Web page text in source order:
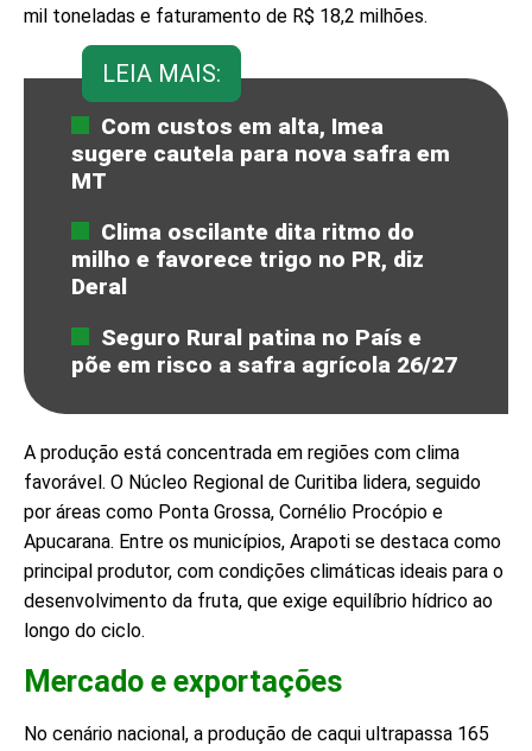
mil toneladas e faturamento de R$ 18,2 milhões.
LEIA MAIS:
Com custos em alta, Imea
sugere cautela para nova safra em
MT
Clima oscilante dita ritmo do
milho e favorece trigo no PR, diz
Deral
Seguro Rural patina no País e
põe em risco a safra agrícola 26/27
A produção está concentrada em regiões com clima
favorável. O Núcleo Regional de Curitiba lidera, seguido
por áreas como Ponta Grossa, Cornélio Procópio e
Apucarana. Entre os municípios, Arapoti se destaca como
principal produtor, com condições climáticas ideais para o
desenvolvimento da fruta, que exige equilíbrio hídrico ao
longo do ciclo.
Mercado e exportações
No cenário nacional, a produção de caqui ultrapassa 165